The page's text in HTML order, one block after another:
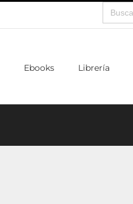
Buscar:
Ebooks Librería